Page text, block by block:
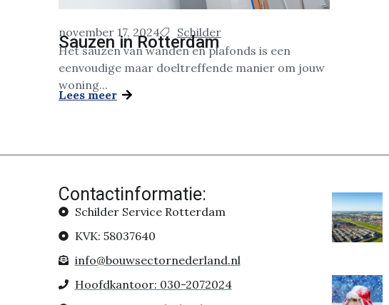
november 17, 2024 Schilder
Sauzen in Rotterdam
Het sauzen van wanden en plafonds is een
eenvoudige maar doeltreffende manier om jouw
woning...
Lees meer
Contactinformatie:
Schilder Service Rotterdam
KVK: 58037640
info@bouwsectornederland.nl
Hoofdkantoor: 030-2072024